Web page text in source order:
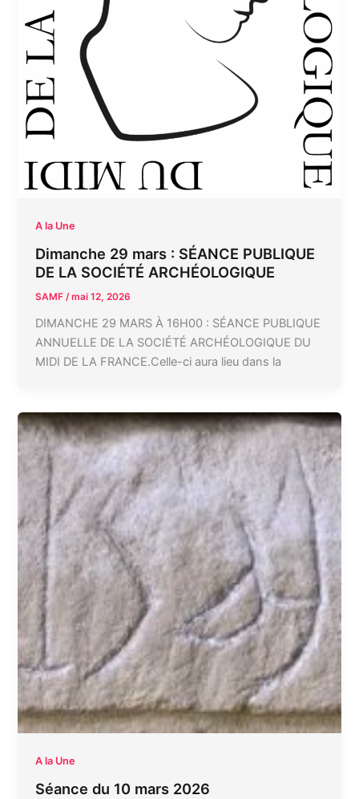
A la Une
Dimanche 29 mars : SÉANCE PUBLIQUE
DE LA SOCIÉTÉ ARCHÉOLOGIQUE
SAMF /mai 12, 2026
DIMANCHE 29 MARS À 16H00 : SÉANCE PUBLIQUE
ANNUELLE DE LA SOCIÉTÉ ARCHÉOLOGIQUE DU
MIDI DE LA FRANCE.Celle-ci aura lieu dans la
A la Une
Séance du 10 mars 2026